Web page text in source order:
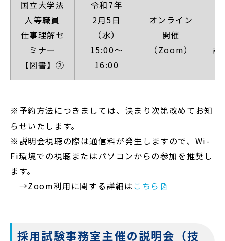
国立大学法
人等職員
仕事理解セ
ミナー
【図書】②
令和7年
2月5日
（水）
15:00～
16:00
オンライン
開催
（Zoom）
詳
※予約方法につきましては、決まり次第改めてお知
らせいたします。
※説明会視聴の際は通信料が発生しますので、Wi-
Fi環境での視聴またはパソコンからの参加を推奨し
ます。
→Zoom利用に関する詳細は こちら
採用試験事務室主催の説明会（技